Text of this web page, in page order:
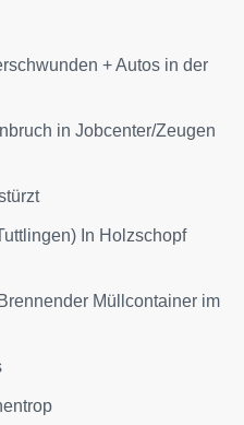
+ Autos in der
in Jobcenter/Zeugen
In Holzschopf
Müllcontainer im